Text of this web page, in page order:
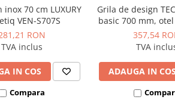
inox 70 cm LUXURY
VEN-S707S
RON
TVA inclus
IN COS
Compara
Grila de design
basic 700 mm,
lucios
357,54
TVA
ADAUGA IN COS